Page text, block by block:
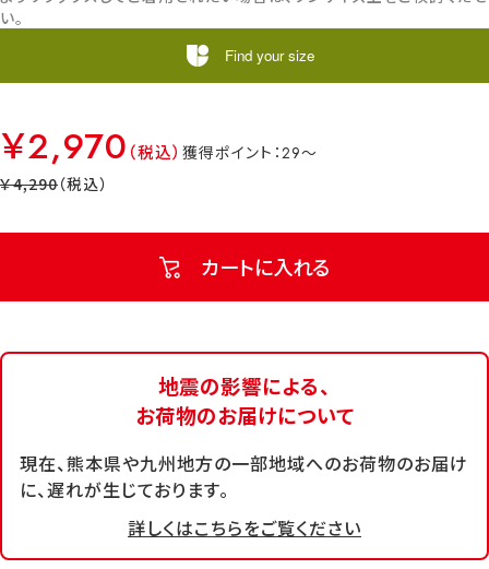
￥2,970
29
￥4,290
カートに入れる
い。
Find your size
地震の影響による、
お荷物のお届けについて
現在、熊本県や九州地方の一部地域へのお荷物のお届け
に、遅れが生じております。
詳しくはこちらをご覧ください